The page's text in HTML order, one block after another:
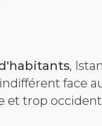
,
face
et trop